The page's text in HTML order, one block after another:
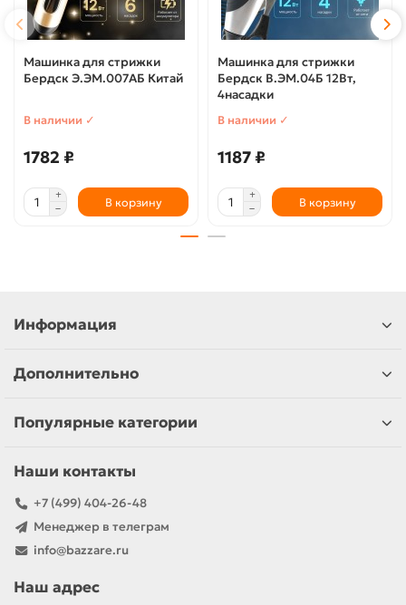
Машинка для стрижки
Бердск Э.ЭМ.007АБ Китай
В наличии ✓
1782 ₽
В корзину
Машинка для стрижки
Бердск В.ЭМ.04Б 12Вт,
4насадки
В наличии ✓
1187 ₽
В корзину
Информация
Дополнительно
Популярные категории
Наши контакты
+7 (499) 404-26-48
Менеджер в телеграм
info@bazzare.ru
Наш адрес